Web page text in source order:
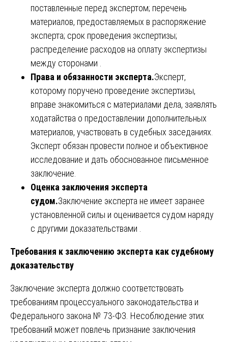
поставленные перед экспертом; перечень
материалов, предоставляемых в распоряжение
эксперта; срок проведения экспертизы;
распределение расходов на оплату экспертизы
между сторонами .
Права и обязанности эксперта.Эксперт,
которому поручено проведение экспертизы,
вправе знакомиться с материалами дела, заявлять
ходатайства о предоставлении дополнительных
материалов, участвовать в судебных заседаниях.
Эксперт обязан провести полное и объективное
исследование и дать обоснованное письменное
заключение.
Оценка заключения эксперта
судом.Заключение эксперта не имеет заранее
установленной силы и оценивается судом наряду
с другими доказательствами .
Требования к заключению эксперта как судебному
доказательству
Заключение эксперта должно соответствовать
требованиям процессуального законодательства и
Федерального закона № 73-ФЗ. Несоблюдение этих
требований может повлечь признание заключения